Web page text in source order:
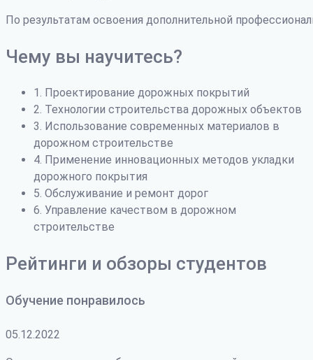
По результатам освоения дополнительной
Чему вы научитесь?
1. Проектирование дорожных покрытий
2. Технологии строительства дорожных объектов
3. Использование современных материалов в
дорожном строительстве
4. Применение инновационных методов укладки
дорожного покрытия
5. Обслуживание и ремонт дорог
6. Управление качеством в дорожном
строительстве
Рейтинги и обзоры студентов
Обучение понравилось
05.12.2022